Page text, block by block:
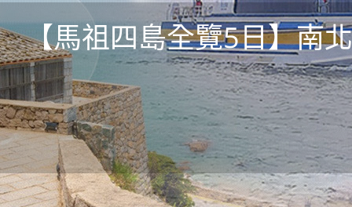
【馬祖四島全覽5日】南